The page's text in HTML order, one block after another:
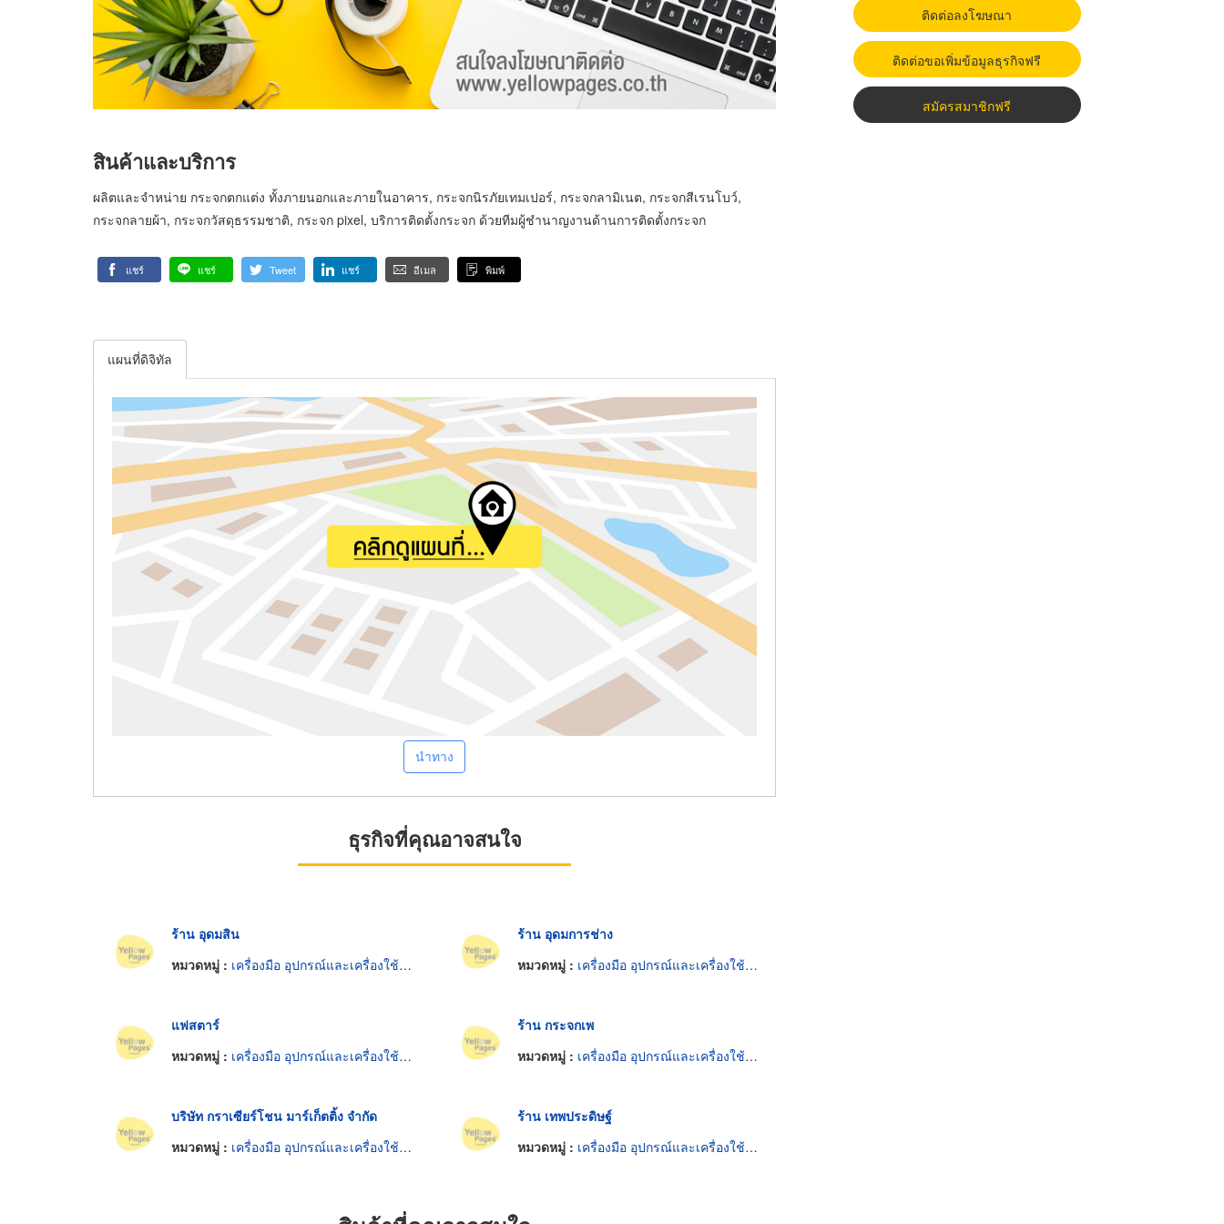
สินค้าและบริการ
ผลิตและจำหน่าย กระจกตกแต่ง ทั้งภายนอกและภายในอาคาร, กระจกนิรภัยเทมเปอร์, กระจกลามิเนต, กระจกสีเรนโบว์,
กระจกลายผ้า, กระจกวัสดุธรรมชาติ, กระจก pixel, บริการติดตั้งกระจก ด้วยทีมผู้ชำนาญงานด้านการติดตั้งกระจก
แชร์ แชร์ Tweet แชร์ อีเมล พิมพ์
แผนที่ดิจิทัล
นำทาง
ธุรกิจที่คุณอาจสนใจ
ร้าน อุดมสิน
หมวดหมู่ : เครื่องมือ อุปกรณ์และเครื่องใช้ตัดและตกแต่งกระจก
ร้าน อุดมการช่าง
หมวดหมู่ : เครื่องมือ อุปกรณ์และเครื่องใช้ตัดและตกแต่งกระจก
แฟสตาร์
หมวดหมู่ : เครื่องมือ อุปกรณ์และเครื่องใช้ตัดและตกแต่งกระจก
ร้าน กระจกเพ
หมวดหมู่ : เครื่องมือ อุปกรณ์และเครื่องใช้ตัดและตกแต่งกระจก
บริษัท กราเซียร์โชน มาร์เก็ตติ้ง จำกัด
หมวดหมู่ : เครื่องมือ อุปกรณ์และเครื่องใช้ตัดและตกแต่งกระจก
ร้าน เทพประดิษฐ์
หมวดหมู่ : เครื่องมือ อุปกรณ์และเครื่องใช้ตัดและตกแต่งกระจก
ติดต่อลงโฆษณา
ติดต่อขอเพิ่มข้อมูลธุรกิจฟรี
สมัครสมาชิกฟรี